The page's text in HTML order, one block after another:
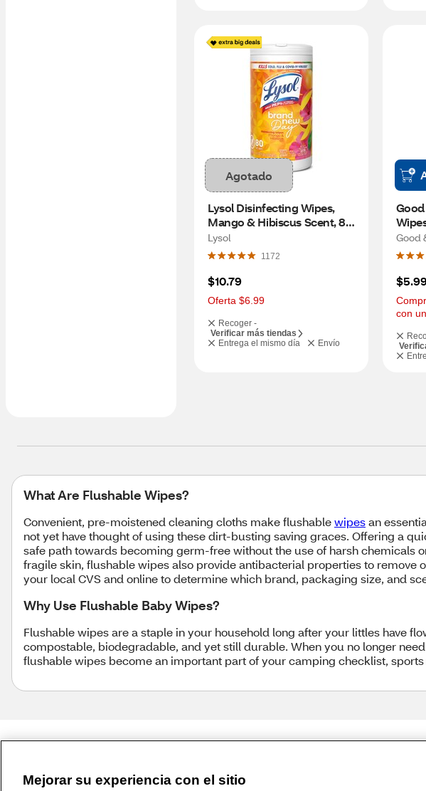
Agotado
Lysol Disinfecting Wipes,
Mango & Hibiscus Scent, 80
ct
Lysol
1172
$10.79
Oferta $6.99
Recoger -
Verificar más tiendas
Entrega el mismo día
Envío
Good
con
What Are Flushable Wipes?
Convenient, pre-moistened cleaning cloths make flushablewipesan
not yet have thought of using these dirt-busting saving graces. Offering a
safe path towards becoming germ-free without the use of harsh chemicals
fragile skin, flushable wipes also provide antibacterial properties to
your local CVS and online to determine which brand, packaging size, and
Why Use Flushable Baby Wipes?
Flushable wipes are a staple in your household long after your littles have
compostable, biodegradable, and yet still durable. When you no longer
flushable wipes become an important part of your camping checklist,
Mejorar su experiencia con el sitio